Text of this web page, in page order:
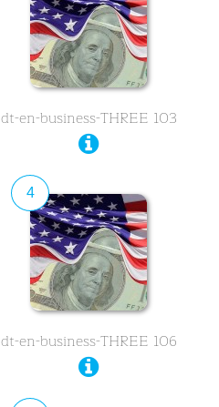
dt-en-business-THREE 103
4
dt-en-business-THREE 106